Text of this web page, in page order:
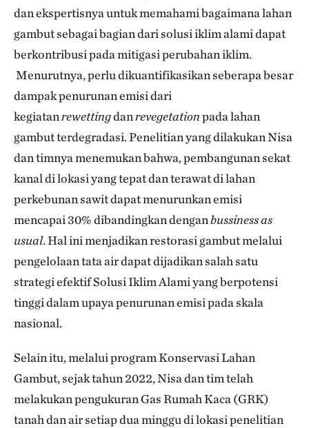
dan ekspertisnya untuk memahami bagaimana lahan
gambut sebagai bagian dari solusi iklim alami dapat
berkontribusi pada mitigasi perubahan iklim.
Menurutnya, perlu dikuantifikasikan seberapa besar
dampak penurunan emisi dari
kegiatanrewettingdanrevegetationpada lahan
gambut terdegradasi. Penelitian yang dilakukan Nisa
dan timnya menemukan bahwa, pembangunan sekat
kanal di lokasi yang tepat dan terawat di lahan
perkebunan sawit dapat menurunkan emisi
mencapai 30% dibandingkan denganbussiness as
usual. Hal ini menjadikan restorasi gambut melalui
pengelolaan tata air dapat dijadikan salah satu
strategi efektif Solusi Iklim Alami yang berpotensi
tinggi dalam upaya penurunan emisi pada skala
nasional.
Selain itu, melalui program Konservasi Lahan
Gambut, sejak tahun 2022, Nisa dan tim telah
melakukan pengukuran Gas Rumah Kaca (GRK)
tanah dan air setiap dua minggu di lokasi penelitian